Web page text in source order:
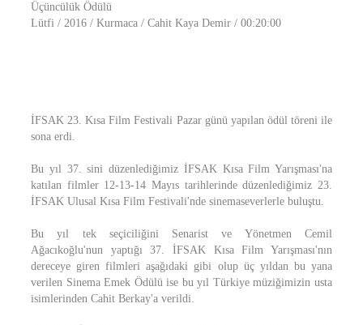
Üçüncülük Ödülü
Lütfi / 2016 / Kurmaca / Cahit Kaya Demir / 00:20:00
İFSAK 23. Kısa Film Festivali Pazar günü yapılan ödül töreni ile
sona erdi.
Bu yıl 37. sini düzenlediğimiz İFSAK Kısa Film Yarışması'na
katılan filmler 12-13-14 Mayıs tarihlerinde düzenlediğimiz 23.
İFSAK Ulusal Kısa Film Festivali'nde sinemaseverlerle buluştu.
Bu yıl tek seçiciliğini Senarist ve Yönetmen Cemil
Ağacıkoğlu'nun yaptığı 37. İFSAK Kısa Film Yarışması'nın
dereceye giren filmleri aşağıdaki gibi olup üç yıldan bu yana
verilen Sinema Emek Ödülü ise bu yıl Türkiye müziğimizin usta
isimlerinden Cahit Berkay'a verildi.